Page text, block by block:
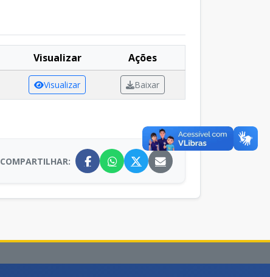
Visualizar
Ações
Visualizar Baixar
COMPARTILHAR: